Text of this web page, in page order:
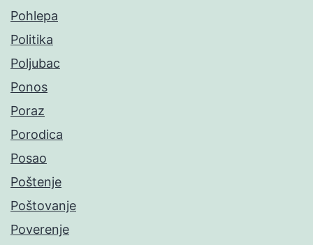
Pohlepa
Politika
Poljubac
Ponos
Poraz
Porodica
Posao
Poštenje
Poštovanje
Poverenje